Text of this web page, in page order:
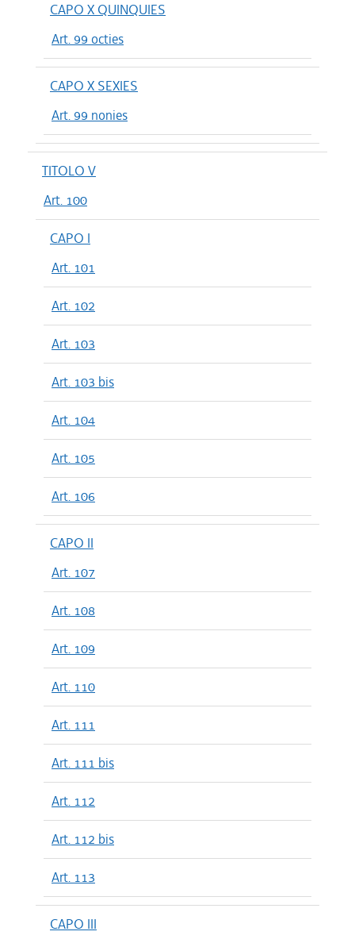
CAPO X QUINQUIES
Art. 99 octies
CAPO X SEXIES
Art. 99 nonies
TITOLO V
Art. 100
CAPO I
Art. 101
Art. 102
Art. 103
Art. 103 bis
Art. 104
Art. 105
Art. 106
CAPO II
Art. 107
Art. 108
Art. 109
Art. 110
Art. 111
Art. 111 bis
Art. 112
Art. 112 bis
Art. 113
CAPO III